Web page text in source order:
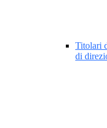
Titolari
di